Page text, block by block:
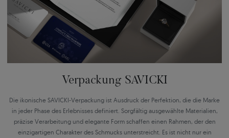
Verpackung SAVICKI
Die ikonische SAVICKI-Verpackung ist Ausdruck der Perfektion, die die Marke
in jeder Phase des Erlebnisses definiert. Sorgfältig ausgewählte Materialien,
präzise Verarbeitung und elegante Form schaffen einen Rahmen, der den
einzigartigen Charakter des Schmucks unterstreicht. Es ist nicht nur ein